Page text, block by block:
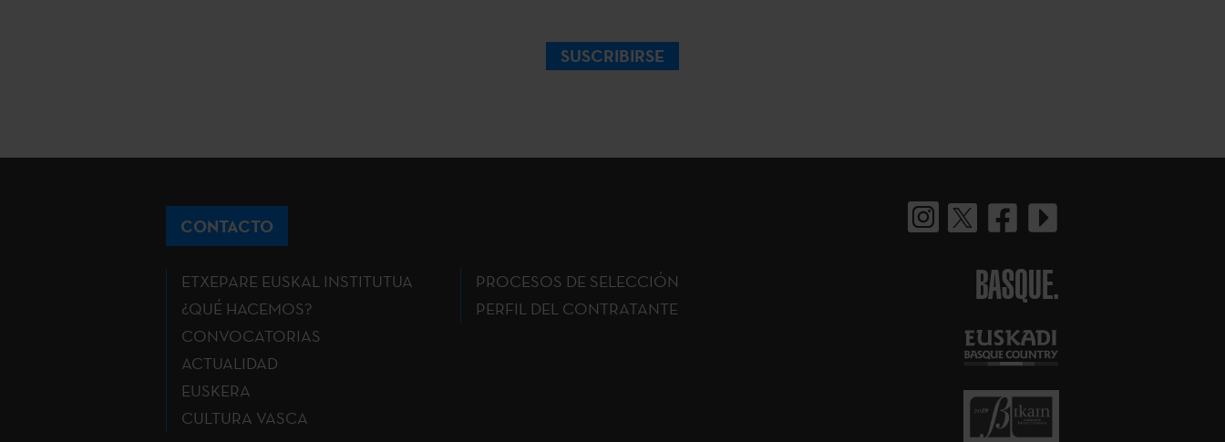
SUSCRIBIRSE
CONTACTO
ETXEPARE EUSKAL INSTITUTUA
¿QUÉ HACEMOS?
CONVOCATORIAS
ACTUALIDAD
EUSKERA
CULTURA VASCA
PROCESOS DE SELECCIÓN
PERFIL DEL CONTRATANTE
BASQUE.